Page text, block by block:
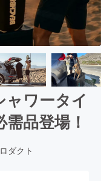
ワータイ
品登場！
ダクト